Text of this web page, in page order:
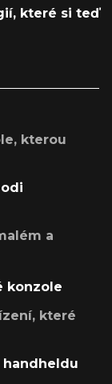
které si teď
kterou
a
konzole
které
handheldu